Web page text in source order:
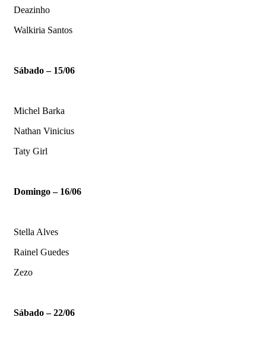
Deazinho
Walkiria Santos
Sábado – 15/06
Michel Barka
Nathan Vinicius
Taty Girl
Domingo – 16/06
Stella Alves
Rainel Guedes
Zezo
Sábado – 22/06